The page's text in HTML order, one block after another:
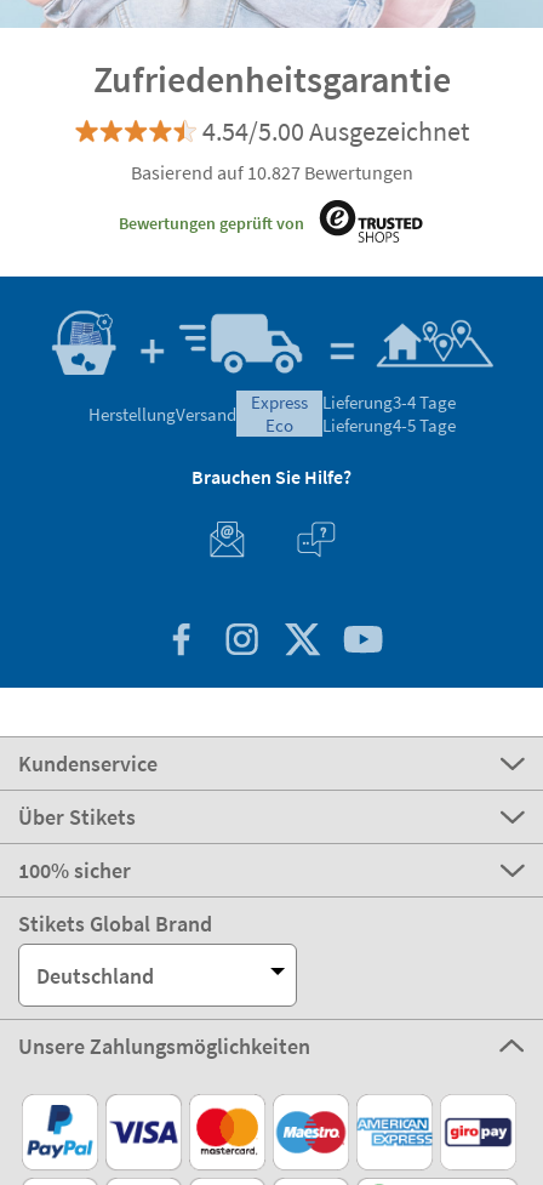
Zufriedenheitsgarantie
4.54/5.00 Ausgezeichnet
Basierend auf 10.827 Bewertungen
Bewertungen geprüft von
HerstellungVersand
express
eco
Lieferung3-4 Tage
Lieferung4-5 Tage
Brauchen Sie Hilfe?
Kundenservice
Über Stikets
100% sicher
Stikets Global Brand
Deutschland
Unsere Zahlungsmöglichkeiten